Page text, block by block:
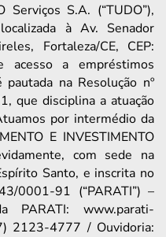
S.A. (“TUDO”),
à Av. Senador
Fortaleza/CE, CEP:
a empréstimos
na Resolução nº
que disciplina a atuação
por intermédio da
E INVESTIMENTO
com sede na
Santo, e inscrita no
0001-91 (“PARATI”) –
PARATI: www.parati-
2123-4777 / Ouvidoria: